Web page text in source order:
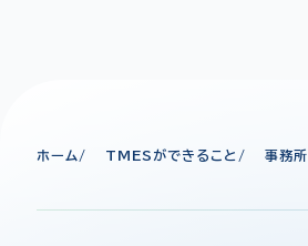
ホーム TMESができること 事務所